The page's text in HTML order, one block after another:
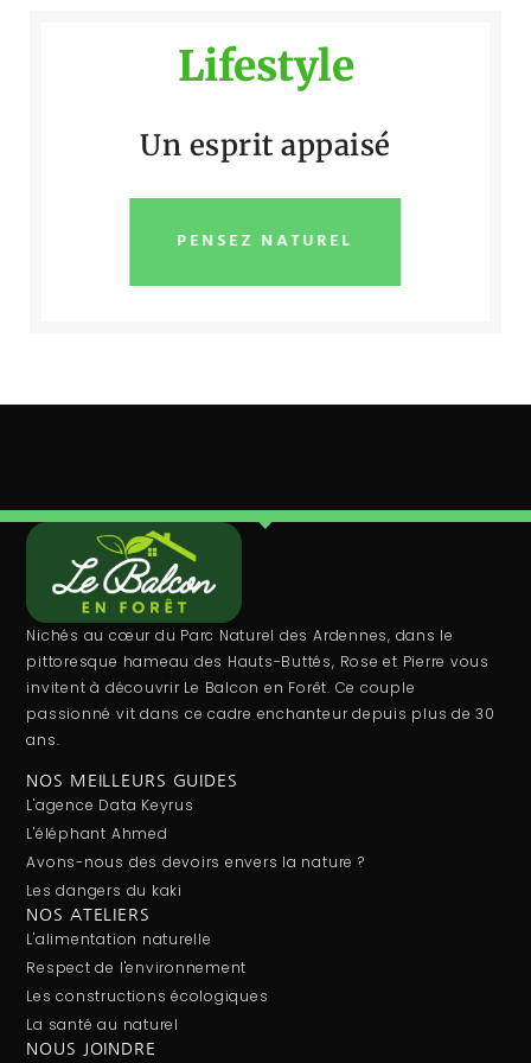
Lifestyle
Un esprit appaisé
PENSEZ NATUREL
Nichés au cœur du Parc Naturel des Ardennes, dans le
pittoresque hameau des Hauts-Buttés, Rose et Pierre vous
invitent à découvrir Le Balcon en Forêt. Ce couple
passionné vit dans ce cadre enchanteur depuis plus de 30
ans.
NOS MEILLEURS GUIDES
L'agence Data Keyrus
L'éléphant Ahmed
Avons-nous des devoirs envers la nature ?
Les dangers du kaki
NOS ATELIERS
L'alimentation naturelle
Respect de l'environnement
Les constructions écologiques
La santé au naturel
NOUS JOINDRE